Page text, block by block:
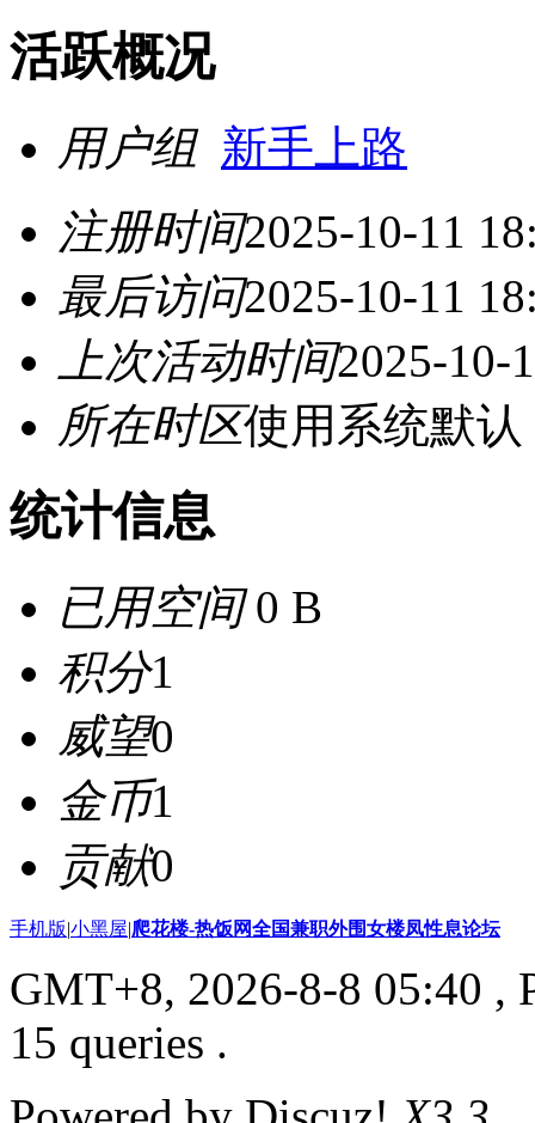
活跃概况
用户组 新手上路
注册时间2025-10-11
最后访问2025-10-11
上次活动时间2025-10-
所在时区使用系统默认
统计信息
已用空间0 B
积分1
威望0
金币1
贡献0
手机版|小黑屋|爬花楼-热饭网全国兼职外围女楼凤性息论坛
GMT+8, 2026-8-8 05:40 ,
15 queries .